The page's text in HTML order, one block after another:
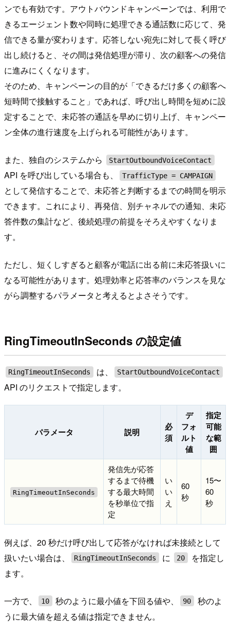
ンでも有効です。アウトバウンドキャンペーンでは、利用で
きるエージェント数や同時に処理できる通話数に応じて、発
信できる量が変わります。応答しない宛先に対して長く呼び
出し続けると、その間は発信処理が滞り、次の顧客への発信
に進みにくくなります。
そのため、キャンペーンの目的が「できるだけ多くの顧客へ
短時間で接触すること」であれば、呼び出し時間を短めに設
定することで、未応答の通話を早めに切り上げ、キャンペー
ン全体の進行速度を上げられる可能性があります。
また、独自のシステムから StartOutboundVoiceContact
API を呼び出している場合も、 TrafficType = CAMPAIGN
として発信することで、未応答と判断するまでの時間を明示
できます。これにより、再発信、別チャネルでの通知、未応
答件数の集計など、後続処理の前提をそろえやすくなりま
す。
ただし、短くしすぎると顧客が電話に出る前に未応答扱いに
なる可能性があります。処理効率と応答率のバランスを見な
がら調整するパラメータと考えるとよさそうです。
RingTimeoutInSeconds の設定値
RingTimeoutInSeconds は、 StartOutboundVoiceContact
API のリクエストで指定します。
パラメータ 説明
必
須
デ
フォ
ルト
値
指定
可能
な範
囲
RingTimeoutInSeconds
発信先が応答
するまで待機
する最大時間
を秒単位で指
定
い
い
え
60
秒
15〜
60
秒
例えば、20 秒だけ呼び出して応答がなければ未接続として
扱いたい場合は、
RingTimeoutInSeconds に 20
を指定し
ます。
一方で、 10 秒のように最小値を下回る値や、 90
秒のよ
うに最大値を超える値は指定できません。